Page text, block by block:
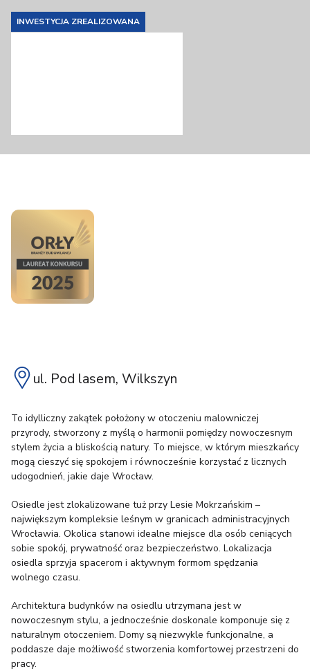
INWESTYCJA ZREALIZOWANA
ul. Pod lasem, Wilkszyn
To idylliczny zakątek położony w otoczeniu malowniczej
przyrody, stworzony z myślą o harmonii pomiędzy nowoczesnym
stylem życia a bliskością natury. To miejsce, w którym mieszkańcy
mogą cieszyć się spokojem i równocześnie korzystać z licznych
udogodnień, jakie daje Wrocław.
Osiedle jest zlokalizowane tuż przy Lesie Mokrzańskim –
największym kompleksie leśnym w granicach administracyjnych
Wrocławia. Okolica stanowi idealne miejsce dla osób ceniących
sobie spokój, prywatność oraz bezpieczeństwo. Lokalizacja
osiedla sprzyja spacerom i aktywnym formom spędzania
wolnego czasu.
Architektura budynków na osiedlu utrzymana jest w
nowoczesnym stylu, a jednocześnie doskonale komponuje się z
naturalnym otoczeniem. Domy są niezwykle funkcjonalne, a
poddasze daje możliwość stworzenia komfortowej przestrzeni do
pracy.